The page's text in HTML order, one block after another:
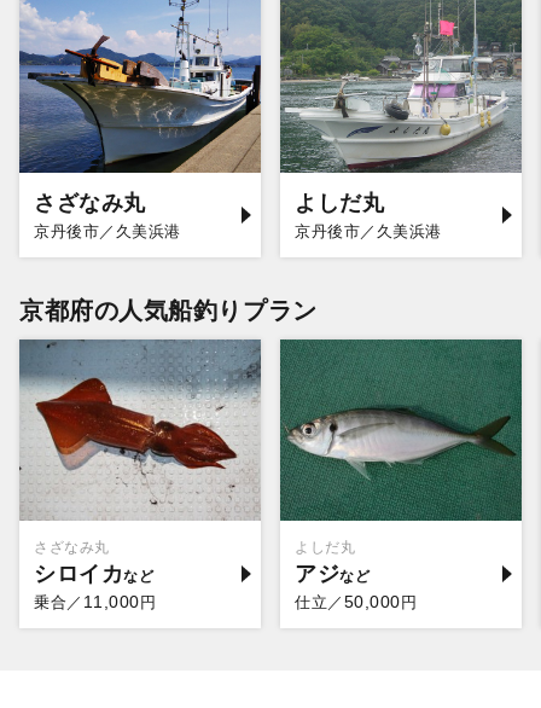
さざなみ丸
京丹後市／久美浜港
よしだ丸
京丹後市／久美浜港
京都府の人気船釣りプラン
さざなみ丸
シロイカ
乗合／ 11,000円
よしだ丸
アジ
仕立／ 50,000円